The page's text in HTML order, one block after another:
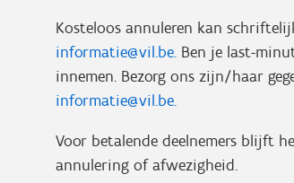
Kosteloos annuleren kan
informatie@vil.be. Ben je last-
innemen. Bezorg ons zijn/haar
informatie@vil.be.
Voor betalende deelnemers blijft
annulering of afwezigheid.